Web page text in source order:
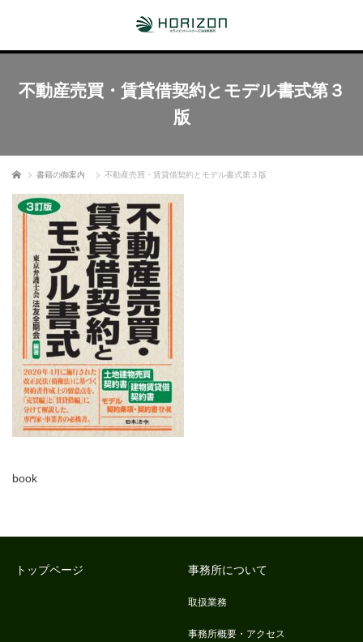
不動産売買・賃貸借契約とモデル書式第３
版
ホーム 書籍の御案内 不動産売買・賃貸借契約とモデル書式第３版
book
トップページ 事務所について
取扱業務
事務所概要・アクセス